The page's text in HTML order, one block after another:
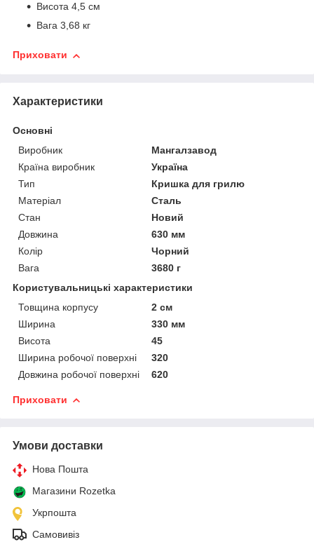
Висота 4,5 см
Вага 3,68 кг
Приховати
Характеристики
Основні
Виробник
Мангалзавод
Країна виробник
Україна
Тип
Кришка для грилю
Матеріал
Сталь
Стан
Новий
Довжина
630 мм
Колір
Чорний
Вага
3680 г
Користувальницькі характеристики
Товщина корпусу
2 см
Ширина
330 мм
Висота
45
Ширина робочої поверхні
320
Довжина робочої поверхні
620
Приховати
Умови доставки
Нова Пошта
Магазини Rozetka
Укрпошта
Самовивіз